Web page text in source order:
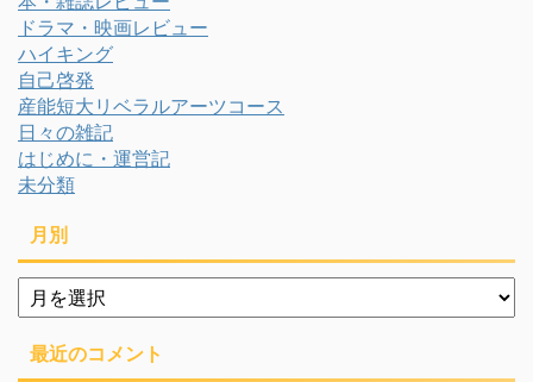
ドラマ・映画レビュー
ハイキング
自己啓発
産能短大リベラルアーツコース
日々の雑記
はじめに・運営記
未分類
月別
月
別
最近のコメント